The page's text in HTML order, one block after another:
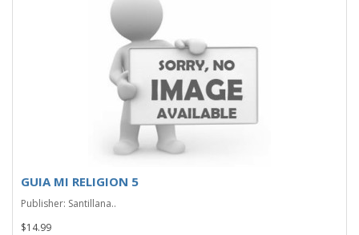
GUIA MI RELIGION 5
Publisher: Santillana..
$14.99